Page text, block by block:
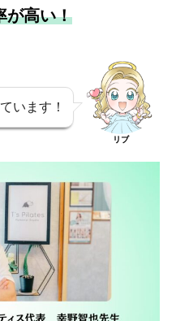
が高い！
います！
リブ